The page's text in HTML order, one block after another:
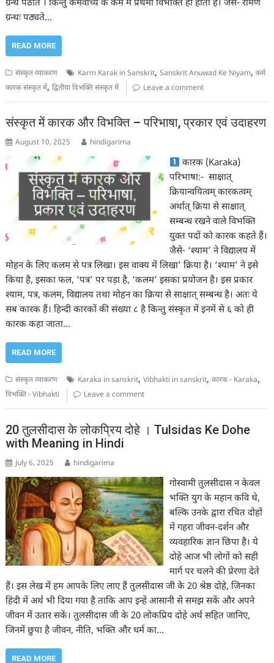
ग्रन्थं पठति । किन्तु कर्मवाच्य के कर्म में प्रथमा विभक्ति ही होती है। जैसे- रामेण
ग्रन्थः पठ्यते…
READ MORE
संस्कृत व्याकरण Karm Karak in Sanskrit,Sanskrit Anuwad Ke Niyam,कर्म
कारक संस्कृत में,द्वितीया विभक्ति संस्कृत में Leave a comment
संस्कृत में कारक और विभक्ति – परिभाषा, प्रकार एवं उदाहरण
August 10, 2025 hindigarima
कारक (Karaka)
परिभाषा:- साक्षात्
क्रियान्वयित्वम् कारकत्वम्
अर्थात् क्रिया से साक्षात्
सम्बन्ध रखने वाले विभक्ति
युक्त पदों को कारक कहते हैं।
जैसे- ‘श्याम’ ने विद्यालय में
मोहन के लिए कलम से पत्र लिखा। इस वाक्य में लिखा’ क्रिया है। ‘श्याम’ ने इसे
किया है, इसका फल, ‘पत्र’ पर पड़ा है, ‘कलम’ इसका प्रयोजन है। इस प्रकार
श्याम, पत्र, कलम, विद्यालय तथा मोहन का क्रिया से साक्षात् सम्बन्ध है। अतः ये
सब कारक हैं। हिन्दी कारकों की संख्या ८ है किन्तु संस्कृत में इनमें से ६ को ही
कारक कहा जाता…
READ MORE
संस्कृत व्याकरण Karaka in sanskrit,Vibhakti in sanskrit,कारक - Karaka,
विभक्ति - Vibhakti Leave a comment
20 तुलसीदास के लोकप्रिय दोहे । Tulsidas Ke Dohe
with Meaning in Hindi
July 6, 2025 hindigarima
गोस्वामी तुलसीदास न केवल
भक्ति युग के महान कवि थे,
बल्कि उनके द्वारा रचित दोहों
में गहरा जीवन-दर्शन और
व्यवहारिक ज्ञान छिपा है। ये
दोहे आज भी लोगों को सही
मार्ग पर चलने की प्रेरणा देते
हैं। इस लेख में हम आपके लिए लाए हैं तुलसीदास जी के 20 श्रेष्ठ दोहे, जिनका
हिंदी में अर्थ भी दिया गया है ताकि आप इन्हें आसानी से समझ सकें और अपने
जीवन में उतार सकें। तुलसीदास जी के 20 लोकप्रिय दोहे अर्थ सहित जानिए,
जिनमें छुपा है जीवन, नीति, भक्ति और धर्म का…
READ MORE